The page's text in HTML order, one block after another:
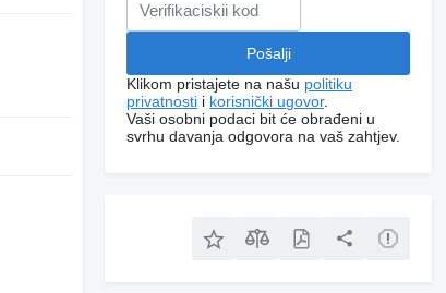
Klikom pristajete na našu politiku
privatnosti i korisnički ugovor.
Vaši osobni podaci bit će obrađeni u
svrhu davanja odgovora na vaš zahtjev.